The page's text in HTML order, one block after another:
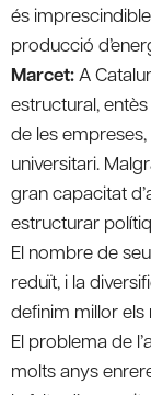
és
producció
Marcet: A
estructural,
de les
universitari.
gran capacitat
estructurar
El nombre de
reduït, i la
definim millor
El problema de
molts anys